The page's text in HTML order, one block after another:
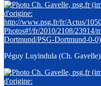
Péguy Luyindula (Ch. Gavelle)